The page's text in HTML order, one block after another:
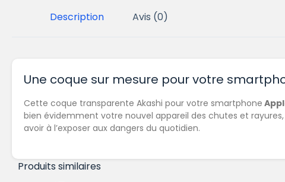
Description Avis (0)
Une coque sur mesure pour votre
Cette coque transparente Akashi pour votre smartphone
bien évidemment votre nouvel appareil des chutes et
avoir à l’exposer aux dangers du quotidien.
Produits similaires